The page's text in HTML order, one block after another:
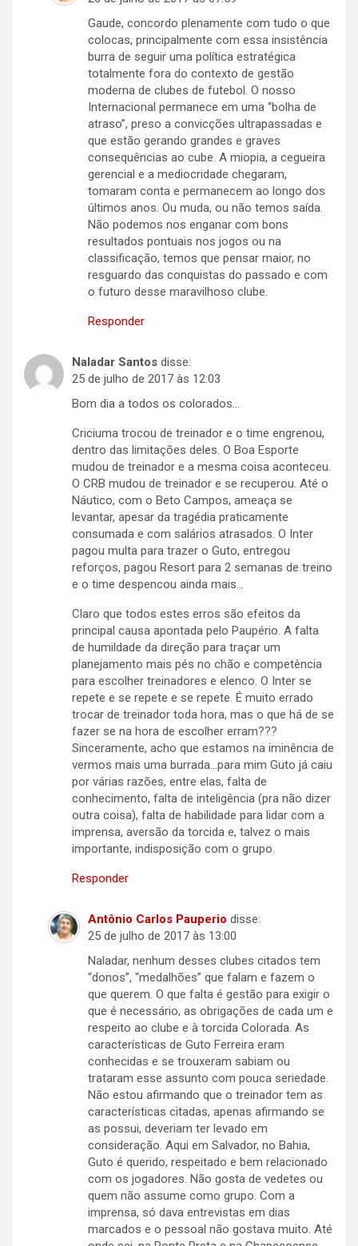
Gaude, concordo plenamente com tudo o que
colocas, principalmente com essa insistência
burra de seguir uma política estratégica
totalmente fora do contexto de gestão
moderna de clubes de futebol. O nosso
Internacional permanece em uma “bolha de
atraso”, preso a convicções ultrapassadas e
que estão gerando grandes e graves
consequências ao cube. A miopia, a cegueira
gerencial e a mediocridade chegaram,
tomaram conta e permanecem ao longo dos
últimos anos. Ou muda, ou não temos saída.
Não podemos nos enganar com bons
resultados pontuais nos jogos ou na
classificação, temos que pensar maior, no
resguardo das conquistas do passado e com
o futuro desse maravilhoso clube.
Responder
Naladar Santos disse:
25 de julho de 2017 às 12:03
Bom dia a todos os colorados…
Criciuma trocou de treinador e o time engrenou,
dentro das limitações deles. O Boa Esporte
mudou de treinador e a mesma coisa aconteceu.
O CRB mudou de treinador e se recuperou. Até o
Náutico, com o Beto Campos, ameaça se
levantar, apesar da tragédia praticamente
consumada e com salários atrasados. O Inter
pagou multa para trazer o Guto, entregou
reforços, pagou Resort para 2 semanas de treino
e o time despencou ainda mais…
Claro que todos estes erros são efeitos da
principal causa apontada pelo Paupério. A falta
de humildade da direção para traçar um
planejamento mais pés no chão e competência
para escolher treinadores e elenco. O Inter se
repete e se repete e se repete. É muito errado
trocar de treinador toda hora, mas o que há de se
fazer se na hora de escolher erram???
Sinceramente, acho que estamos na iminência de
vermos mais uma burrada…para mim Guto já caiu
por várias razões, entre elas, falta de
conhecimento, falta de inteligência (pra não dizer
outra coisa), falta de habilidade para lidar com a
imprensa, aversão da torcida e, talvez o mais
importante, indisposição com o grupo.
Responder
Antônio Carlos Pauperio disse:
25 de julho de 2017 às 13:00
Naladar, nenhum desses clubes citados tem
“donos”, “medalhões” que falam e fazem o
que querem. O que falta é gestão para exigir o
que é necessário, as obrigações de cada um e
respeito ao clube e à torcida Colorada. As
características de Guto Ferreira eram
conhecidas e se trouxeram sabiam ou
trataram esse assunto com pouca seriedade.
Não estou afirmando que o treinador tem as
características citadas, apenas afirmando se
as possui, deveriam ter levado em
consideração. Aqui em Salvador, no Bahia,
Guto é querido, respeitado e bem relacionado
com os jogadores. Não gosta de vedetes ou
quem não assume como grupo. Com a
imprensa, só dava entrevistas em dias
marcados e o pessoal não gostava muito. Até